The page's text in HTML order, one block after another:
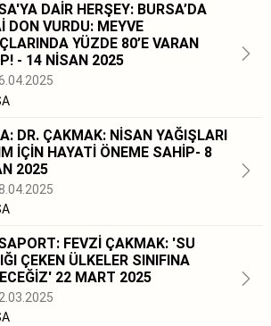
DAİR HERŞEY: BURSA’DA
DON VURDU: MEYVE
YÜZDE 80’E VARAN
- 14 NİSAN 2025
DR. ÇAKMAK: NİSAN YAĞIŞLARI
İÇİN HAYATİ ÖNEME SAHİP- 8
2025
FEVZİ ÇAKMAK: 'SU
ÇEKEN ÜLKELER SINIFINA
22 MART 2025